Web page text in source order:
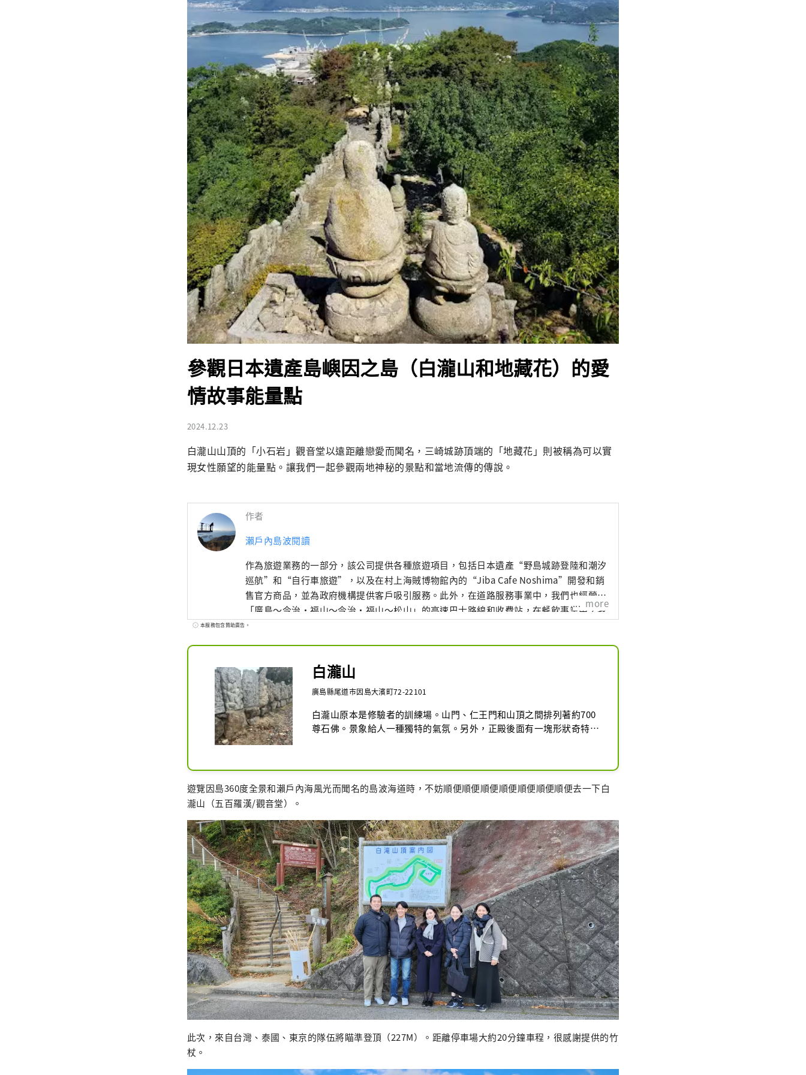
參觀日本遺產島嶼因之島（白瀧山和地藏花）的愛
情故事能量點
2024.12.23
白瀧山山頂的「小石岩」觀音堂以遠距離戀愛而聞名，三崎城跡頂端的「地藏花」則被稱為可以實
現女性願望的能量點。讓我們一起參觀兩地神秘的景點和當地流傳的傳說。
作者
瀨戶內島波閱讀
作為旅遊業務的一部分，該公司提供各種旅遊項目，包括日本遺產“野島城跡登陸和潮汐
巡航”和“自行車旅遊”，以及在村上海賊博物館內的“Jiba Cafe Noshima”開發和銷
售官方商品，並為政府機構提供客戶吸引服務。此外，在道路服務事業中，我們也經營
「廣島～今治·福山～今治·福山～松山」的高速巴士路線和收費站，在餐飲事業中，我
們也經營來島海峽服務區、風之餐廳、丸之內88屋以及岡山理科大學今治校區的食堂，旨
more
本服務包含贊助廣告。
白瀧山
廣島縣尾道市因島大濱町72-22101
白瀧山原本是修驗者的訓練場。山門、仁王門和山頂之間排列著約700
尊石佛。景象給人一種獨特的氣氛。另外，正殿後面有一塊形狀奇特的
遊覽因島360度全景和瀨戶內海風光而聞名的島波海道時，不妨順便順便順便順便順便順便順便去一下白
瀧山（五百羅漢/觀音堂）。
此次，來自台灣、泰國、東京的隊伍將瞄準登頂（227M）。距離停車場大約20分鐘車程，很感謝提供的竹
杖。